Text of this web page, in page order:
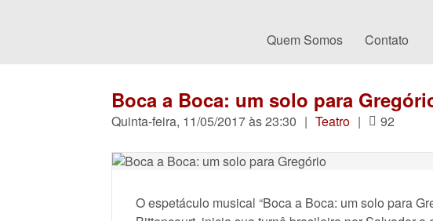
Quem Somos Contato
Boca a Boca: um solo para
Quinta-feira, 11/05/2017 às 23:30 | Teatro | 92
O espetáculo musical “Boca a Boca: um solo para